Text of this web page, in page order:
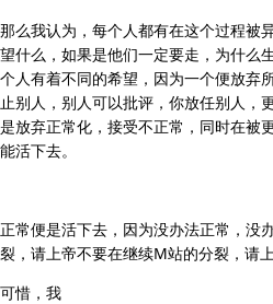
那么我认为，每个人都有在这个过程被
望什么，如果是他们一定要走，为什么
个人有着不同的希望，因为一个便放弃
止别人，别人可以批评，你放任别人，
是放弃正常化，接受不正常，同时在被
能活下去。
正常便是活下去，因为没办法正常，没
裂，请上帝不要在继续M站的分裂，请上
可惜，我